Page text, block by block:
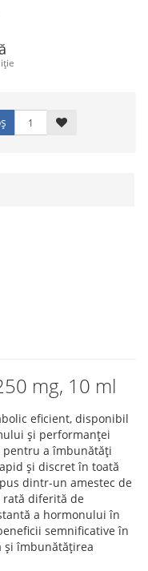
mg, 10 ml
eficient, disponibil
și performanței
pentru a îmbunătăți
și discret în toată
dintr-un amestec de
rată diferită de
a hormonului în
semnificative în
și îmbunătățirea